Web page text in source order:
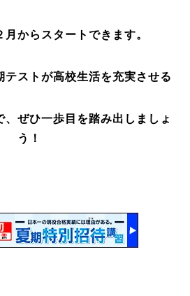
月からスタートできます。
テストが高校生活を充実させる
、ぜひ一歩目を踏み出しましょ
う！